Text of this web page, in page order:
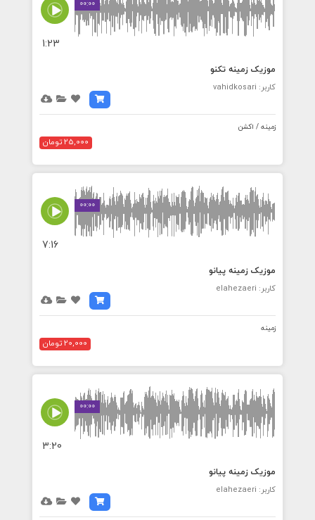
00:00
1:23
موزیک زمینه تکنو
کاربر: vahidkosari
زمینه / اکشن
25,000 تومان
00:00
7:16
موزیک زمینه پیانو
کاربر: elahezaeri
زمینه
20,000 تومان
00:00
3:20
موزیک زمینه پیانو
کاربر: elahezaeri